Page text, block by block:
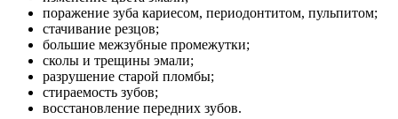
поражение зуба кариесом, периодонтитом, пульпитом;
стачивание резцов;
большие межзубные промежутки;
сколы и трещины эмали;
разрушение старой пломбы;
стираемость зубов;
восстановление передних зубов.